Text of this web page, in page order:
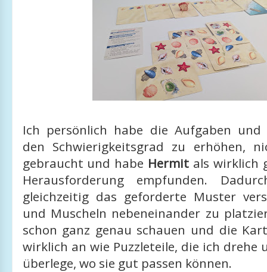
Ich persönlich habe die Aufgaben und
den Schwierigkeitsgrad zu erhöhen,
gebraucht und habe Hermit als wirklich
Herausforderung empfunden.
gleichzeitig das geforderte Muster
und Muscheln nebeneinander zu
schon ganz genau schauen und die
wirklich an wie Puzzleteile, die ich drehe
überlege, wo sie gut passen können.